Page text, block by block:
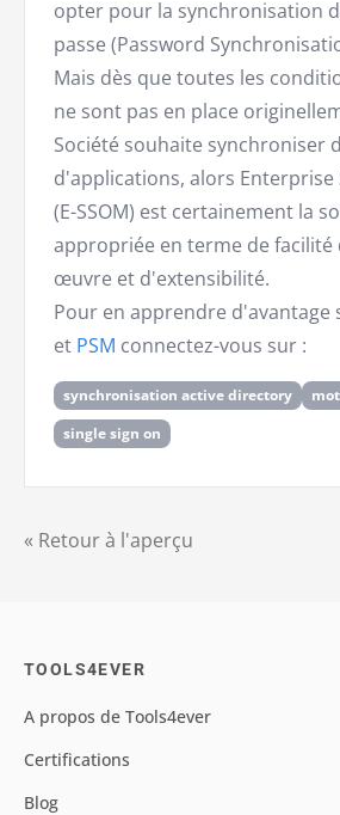
« Retour à l'aperçu
opter pour la synchronisation
passe (Password
Mais dès que toutes les
ne sont pas en place
Société souhaite synchroniser
d'applications, alors Enterprise
(E-SSOM) est certainement la
appropriée en terme de facilité
œuvre et d'extensibilité.
Pour en apprendre d'avantage
et PSM connectez-vous sur :
synchronisation active directory
single sign on
TOOLS4EVER
A propos de Tools4ever
Certifications
Blog